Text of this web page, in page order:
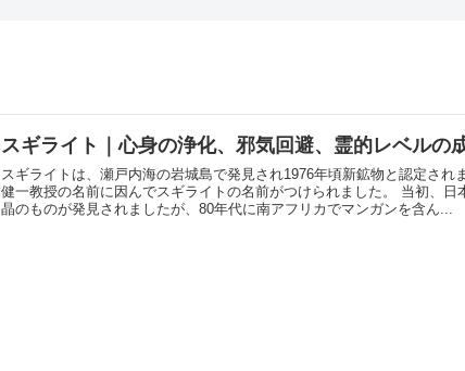
スギライト｜心身の浄化、邪気回避、霊的レベルの
スギライトは、瀬戸内海の岩城島で発見され1976年頃新鉱物と認定され
健一教授の名前に因んでスギライトの名前がつけられました。 当初、日本では、黄褐色の結
晶のものが発見されましたが、80年代に南アフリカでマンガンを含ん...